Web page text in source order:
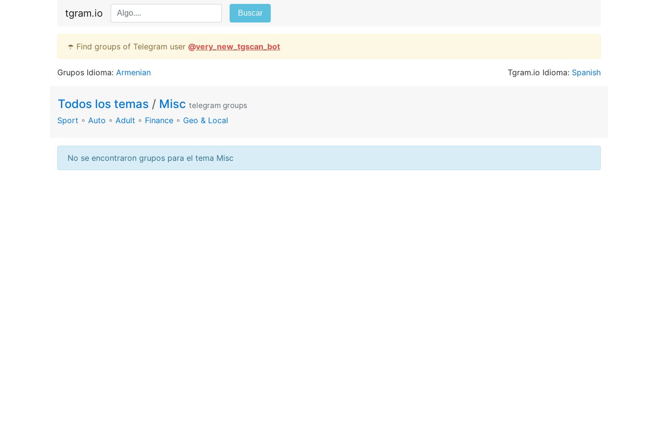
tgram.io Buscar
☂️ Find groups of Telegram user @very_new_tgscan_bot
Grupos Idioma: Armenian Tgram.io Idioma: Spanish
Todos los temas / Misc telegram groups
Sport ∘ Auto ∘ Adult ∘ Finance ∘ Geo & Local
No se encontraron grupos para el tema Misc